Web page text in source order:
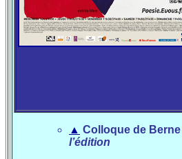
▲ Colloque de Berne
l’édition